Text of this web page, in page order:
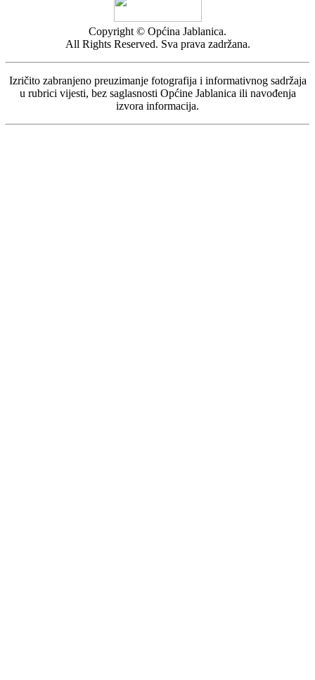
Copyright © Općina Jablanica.
All Rights Reserved. Sva prava zadržana.
Izričito zabranjeno preuzimanje fotografija i informativnog sadržaja
u rubrici vijesti, bez saglasnosti Općine Jablanica ili navođenja
izvora informacija.